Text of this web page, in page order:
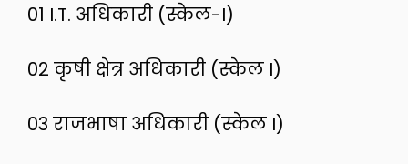
01 I.T. अधिकारी (स्केल-I)
02 कृषी क्षेत्र अधिकारी (स्केल I)
03 राजभाषा अधिकारी (स्केल I)